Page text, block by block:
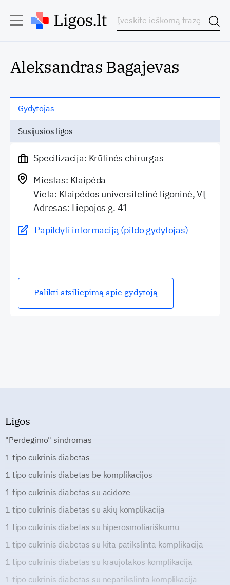
Aleksandras Bagajevas
Gydytojas
Susijusios ligos
Specilizacija: Krūtinės chirurgas
Miestas: Klaipėda
Vieta: Klaipėdos universitetinė ligoninė, VĮ
Adresas: Liepojos g. 41
Papildyti informaciją (pildo gydytojas)
Palikti atsiliepimą apie gydytoją
Ligos
"Perdegimo" sindromas
1 tipo cukrinis diabetas
1 tipo cukrinis diabetas be komplikacijos
1 tipo cukrinis diabetas su acidoze
1 tipo cukrinis diabetas su akių komplikacija
1 tipo cukrinis diabetas su hiperosmoliariškumu
1 tipo cukrinis diabetas su kita patikslinta komplikacija
1 tipo cukrinis diabetas su kraujotakos komplikacija
1 tipo cukrinis diabetas su nepatikslinta komplikacija